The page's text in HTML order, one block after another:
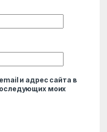
и адрес сайта в
моих